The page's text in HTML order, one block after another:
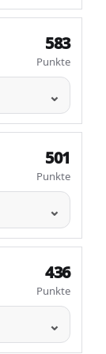
583
Punkte
501
Punkte
436
Punkte